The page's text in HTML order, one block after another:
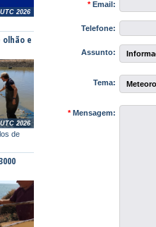
2026
e
de
2026
*Email:
Telefone:
Assunto:
Tema:
*Mensagem: